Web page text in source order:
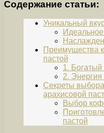
Содержание статьи:
Уникальный
Преимущества
пастой
1.
2. Энергия
Секреты
арахисовой
Выбор
пастой